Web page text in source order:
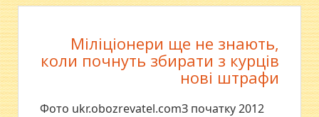
Міліціонери ще не знають,
коли почнуть збирати з курців
нові штрафи
Фото ukr.obozrevatel.comЗ початку 2012